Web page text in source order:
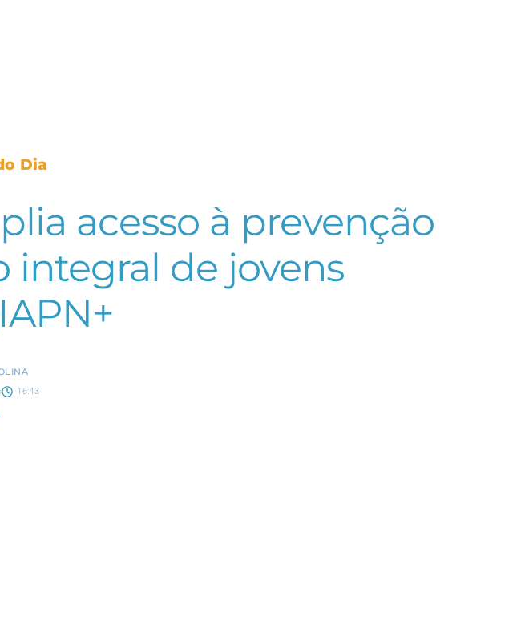
Dia
acesso à prevenção
integral de jovens
16:43